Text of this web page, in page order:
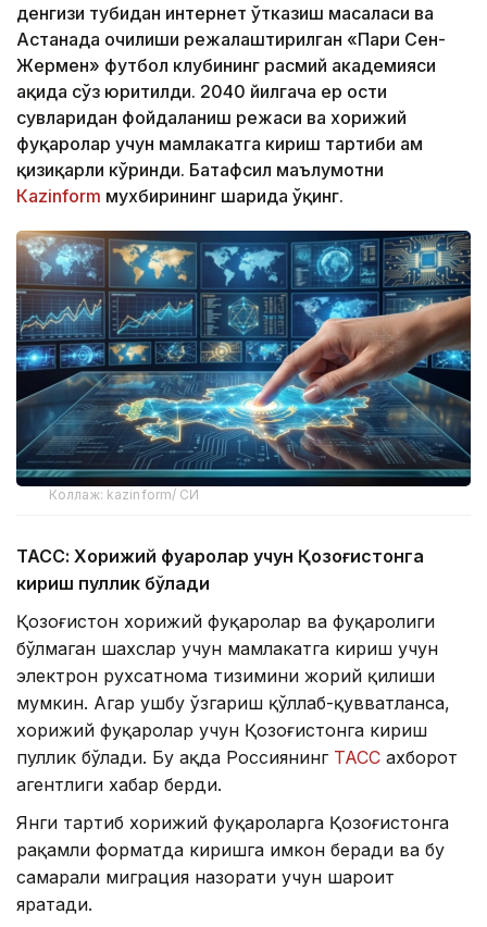
денгизи тубидан интернет ўтказиш масаласи ва
Астанада очилиши режалаштирилган «Пари Сен-
Жермен» футбол клубининг расмий академияси
ҳақида сўз юритилди. 2040 йилгача ер ости
сувларидан фойдаланиш режаси ва хорижий
фуқаролар учун мамлакатга кириш тартиби ҳам
қизиқарли кўринди. Батафсил маълумотни
Кazinform мухбирининг шарҳида ўқинг.
Коллаж: kazinform/ СИ
ТАСС: Хорижий фуқаролар учун Қозоғистонга
кириш пуллик бўлади
Қозоғистон хорижий фуқаролар ва фуқаролиги
бўлмаган шахслар учун мамлакатга кириш учун
электрон рухсатнома тизимини жорий қилиши
мумкин. Агар ушбу ўзгариш қўллаб-қувватланса,
хорижий фуқаролар учун Қозоғистонга кириш
пуллик бўлади. Бу ҳақда Россиянинг ТАСС ахборот
агентлиги хабар берди.
Янги тартиб хорижий фуқароларга Қозоғистонга
рақамли форматда киришга имкон беради ва бу
самарали миграция назорати учун шароит
яратади.